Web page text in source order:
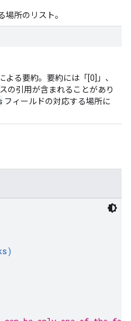
場所のリスト。
る要約。要約には「[0]」、
の引用が含まれることがあり
フィールドの対応する場所に
)